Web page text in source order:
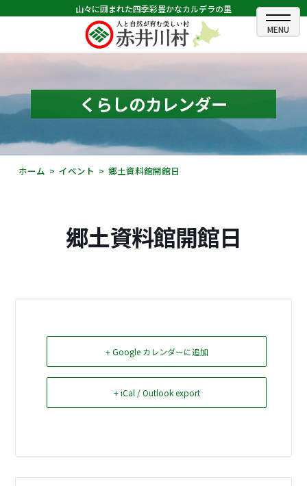
山々に囲まれた四季彩豊かなカルデラの里
ホーム
むらのできごと
むらのプロフィール
くらしの情報
観光・イベント情報
Select Language▼
くらしのカレンダー
ホーム イベント 郷土資料館開館日
郷土資料館開館日
+ Google カレンダーに追加
+ iCal / Outlook export